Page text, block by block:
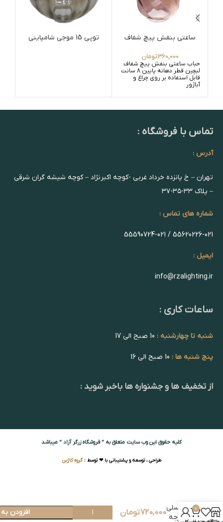
ساعتی بنفش پیچ شفاف
360,000تومان
حباب ساعتی بنفش پیچ شفاف
لبچین قطر دهانه پایین 8 سانت
قابل استفاده بر روی چراغ و
آباژور
توپی 15 موجی شامپاینی
تماس با فروشگاه :
آدرس :
تهران – خ پانزده خرداد غربی -کوچه اکبرنژاد – کوچه شیشه گران شرقی
– پلاک ۳۳-۳۵-۳۷
شماره های تماس :
55620226-021 / 55590724-021
ایمیل :
info@rzalighting.ir
ساعات کاری :
شنبه تا چهارشنبه :
پنج شنبه ها :
از تخفیف ها و جشنواره ها باخبر شوید :
کلیه حقوق این وب سایت متعلق به ” فروشگاه زرگر آزاد ” میباشد
طراحی ، توسعه و پشتیبانی با ❤ توسط :گروه کاژین
عسلی
درجه 720,000تومان افزودن 0